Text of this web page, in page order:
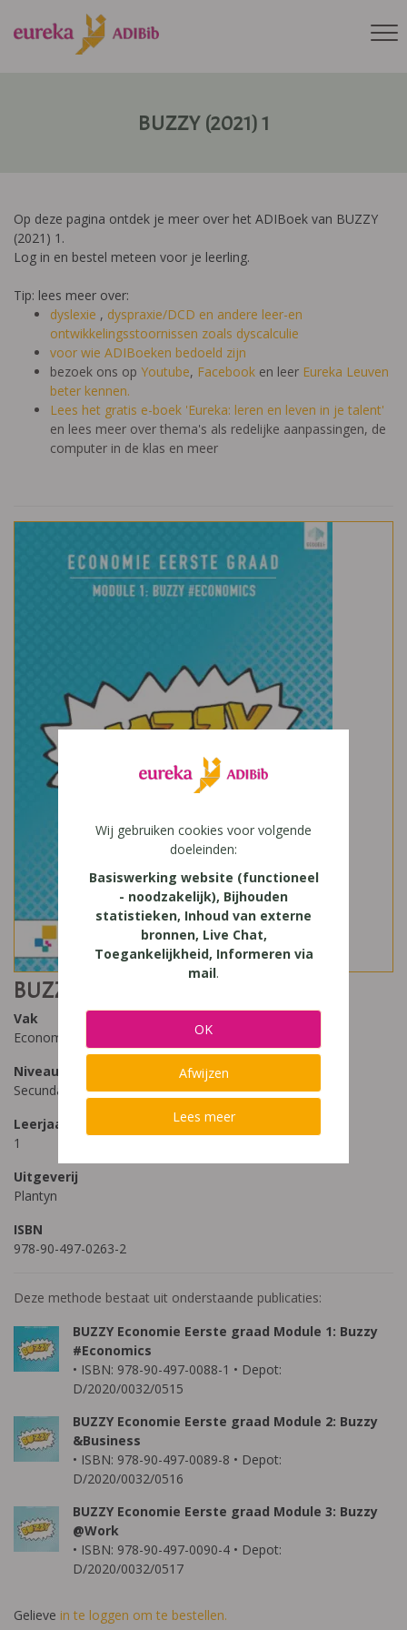
BUZZY (2021) 1
Op deze pagina ontdek je meer over het ADIBoek van BUZZY
(2021) 1.
Log in en bestel meteen voor je leerling.
Tip: lees meer over:
dyslexie , dyspraxie/DCD en andere leer-en
ontwikkelingsstoornissen zoals dyscalculie
voor wie ADIBoeken bedoeld zijn
bezoek ons op Youtube, Facebook en leer Eureka Leuven
beter kennen.
Lees het gratis e-boek 'Eureka: leren en leven in je talent'
en lees meer over thema's als redelijke aanpassingen, de
computer in de klas en meer
BUZZY (2021) 1
Vak
Economie
Niveau
Secundair Onderwijs - ASO, Secundair Onderwijs
Leerjaar
1
Uitgeverij
Plantyn
ISBN
978-90-497-0263-2
Deze methode bestaat uit onderstaande publicaties:
BUZZY Economie Eerste graad Module 1: Buzzy
#Economics
• ISBN: 978-90-497-0088-1 • Depot:
D/2020/0032/0515
BUZZY Economie Eerste graad Module 2: Buzzy
&Business
• ISBN: 978-90-497-0089-8 • Depot:
D/2020/0032/0516
BUZZY Economie Eerste graad Module 3: Buzzy
@Work
• ISBN: 978-90-497-0090-4 • Depot:
D/2020/0032/0517
Gelieve in te loggen om te bestellen.
Wij gebruiken cookies voor volgende
doeleinden:
Basiswerking website (functioneel
- noodzakelijk), Bijhouden
statistieken, Inhoud van externe
bronnen, Live Chat,
Toegankelijkheid, Informeren via
mail.
OK
Afwijzen
Lees meer